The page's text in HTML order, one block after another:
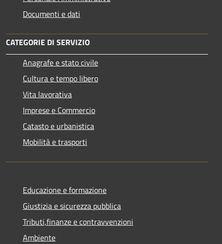
Documenti e dati
CATEGORIE DI SERVIZIO
Anagrafe e stato civile
Cultura e tempo libero
Vita lavorativa
Imprese e Commercio
Catasto e urbanistica
Mobilità e trasporti
Educazione e formazione
Giustizia e sicurezza pubblica
Tributi,finanze e contravvenzioni
Ambiente